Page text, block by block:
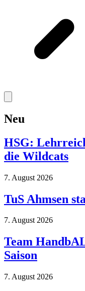
Neu
HSG:
die Wildcats
7. August 2026
TuS Ahmsen
7. August 2026
Team
Saison
7. August 2026